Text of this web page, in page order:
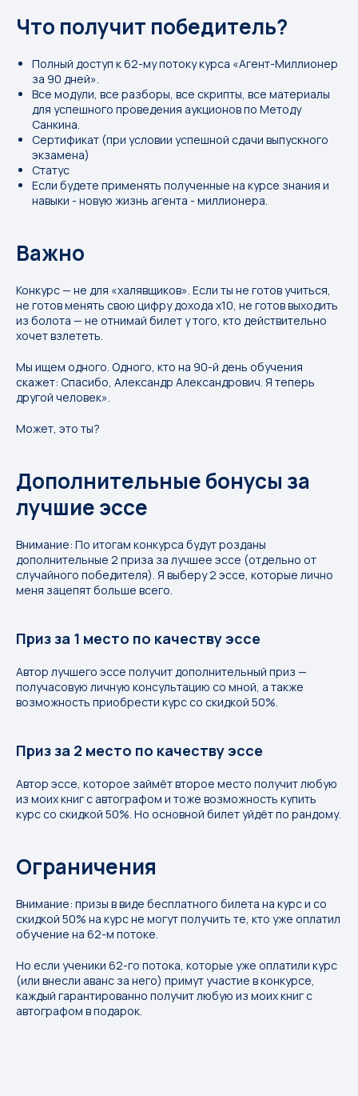
Что получит победитель?
Полный доступ к 62-му потоку курса «Агент-Миллионер
за 90 дней».
Все модули, все разборы, все скрипты, все материалы
для успешного проведения аукционов по Методу
Санкина.
Сертификат (при условии успешной сдачи выпускного
экзамена)
Статус
Если будете применять полученные на курсе знания и
навыки - новую жизнь агента - миллионера.
Важно
Конкурс — не для «халявщиков». Если ты не готов учиться,
не готов менять свою цифру дохода x10, не готов выходить
из болота — не отнимай билет у того, кто действительно
хочет взлететь.
Мы ищем одного. Одного, кто на 90-й день обучения
скажет: Спасибо, Александр Александрович. Я теперь
другой человек».
Может, это ты?
Дополнительные бонусы за
лучшие эссе
Внимание: По итогам конкурса будут розданы
дополнительные 2 приза за лучшее эссе (отдельно от
случайного победителя). Я выберу 2 эссе, которые лично
меня зацепят больше всего.
Приз за 1 место по качеству эссе
Автор лучшего эссе получит дополнительный приз —
получасовую личную консультацию со мной, а также
возможность приобрести курс со скидкой 50%.
Приз за 2 место по качеству эссе
Автор эссе, которое займёт второе место получит любую
из моих книг с автографом и тоже возможность купить
курс со скидкой 50%. Но основной билет уйдёт по рандому.
Ограничения
Внимание: призы в виде бесплатного билета на курс и со
скидкой 50% на курс не могут получить те, кто уже оплатил
обучение на 62-м потоке.
Но если ученики 62-го потока, которые уже оплатили курс
(или внесли аванс за него) примут участие в конкурсе,
каждый гарантированно получит любую из моих книг с
автографом в подарок.